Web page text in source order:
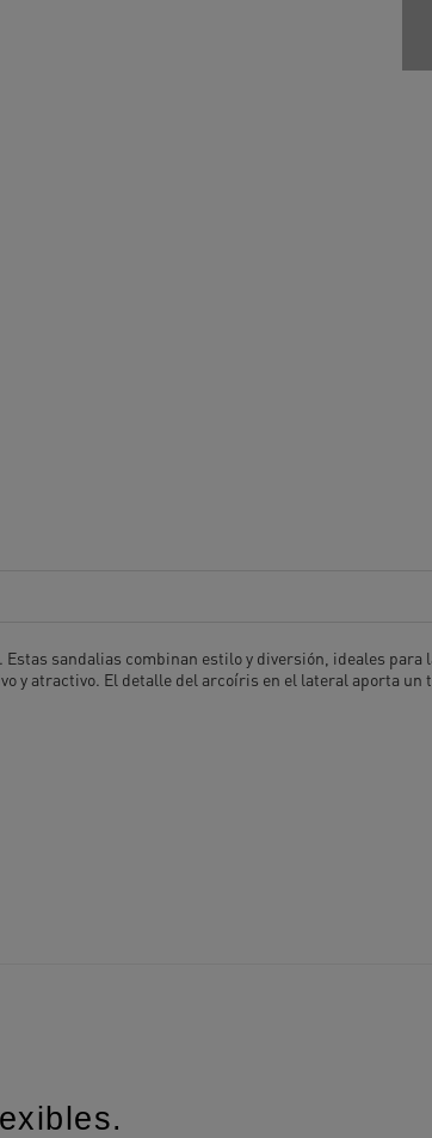
sandalias combinan estilo y diversión, ideales para
y atractivo. El detalle del arcoíris en el lateral aporta un